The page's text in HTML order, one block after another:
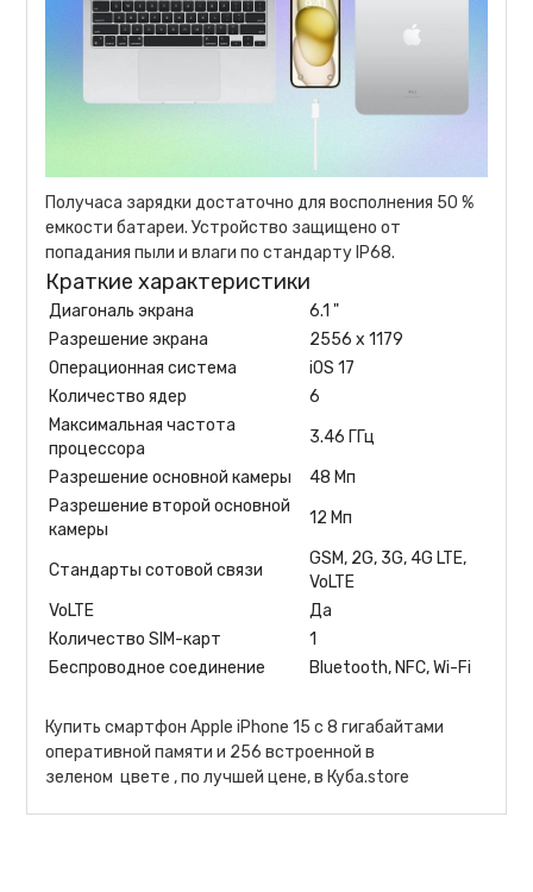
Получаса зарядки достаточно для восполнения 50 %
емкости батареи. Устройство защищено от
попадания пыли и влаги по стандарту IP68.
Краткие характеристики
Диагональ экрана
6.1 "
Разрешение экрана
2556 x 1179
Операционная система
iOS 17
Количество ядер
6
Максимальная частота
процессора
3.46 ГГц
Разрешение основной камеры
48 Мп
Разрешение второй основной
камеры
12 Мп
Стандарты сотовой связи
GSM, 2G, 3G, 4G LTE,
VoLTE
VoLTE
Да
Количество SIM-карт
1
Беспроводное соединение
Bluetooth, NFC, Wi-Fi
Купить смартфон Apple iPhone 15 с 8 гигабайтами
оперативной памяти и 256 встроенной в
зеленом цвете , по лучшей цене, в Куба.store